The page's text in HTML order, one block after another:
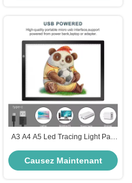
A3 A4 A5 Led Tracing Light Pad
DC5V Pour les appareils
électroniques à LED
Causez Maintenant